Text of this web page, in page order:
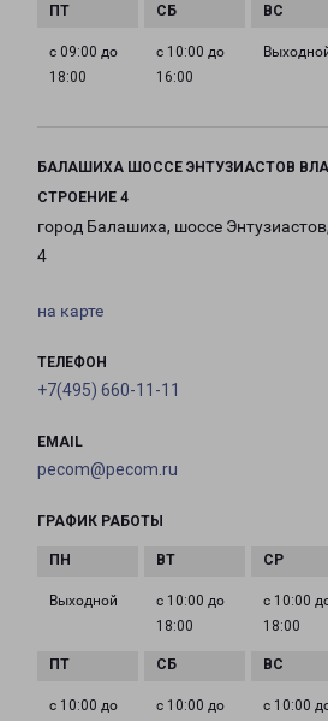
с 09:00 до
18:00
с 10:00 до
16:00
БАЛАШИХА ШОССЕ ЭНТУЗИАСТОВ
СТРОЕНИЕ 4
город Балашиха, шоссе
4
на карте
ТЕЛЕФОН
+7(495) 660-11-11
EMAIL
pecom@pecom.ru
ГРАФИК РАБОТЫ
Выходной
с 10:00 до
18:00
с 10:00
18:00
с 10:00 до
с 10:00 до
с 10:00